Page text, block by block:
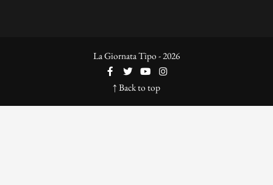
La Giornata Tipo - 2026
↑ Back to top